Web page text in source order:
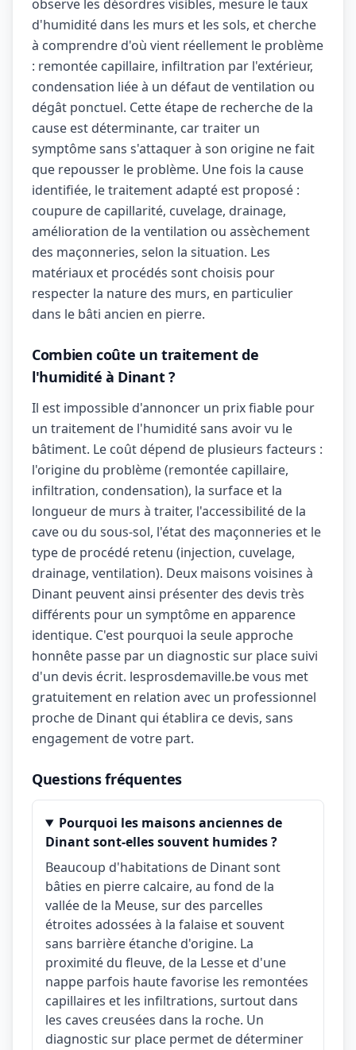
observe les désordres visibles, mesure le taux
d'humidité dans les murs et les sols, et cherche
à comprendre d'où vient réellement le problème
: remontée capillaire, infiltration par l'extérieur,
condensation liée à un défaut de ventilation ou
dégât ponctuel. Cette étape de recherche de la
cause est déterminante, car traiter un
symptôme sans s'attaquer à son origine ne fait
que repousser le problème. Une fois la cause
identifiée, le traitement adapté est proposé :
coupure de capillarité, cuvelage, drainage,
amélioration de la ventilation ou assèchement
des maçonneries, selon la situation. Les
matériaux et procédés sont choisis pour
respecter la nature des murs, en particulier
dans le bâti ancien en pierre.
Combien coûte un traitement de
l'humidité à Dinant ?
Il est impossible d'annoncer un prix fiable pour
un traitement de l'humidité sans avoir vu le
bâtiment. Le coût dépend de plusieurs facteurs :
l'origine du problème (remontée capillaire,
infiltration, condensation), la surface et la
longueur de murs à traiter, l'accessibilité de la
cave ou du sous-sol, l'état des maçonneries et le
type de procédé retenu (injection, cuvelage,
drainage, ventilation). Deux maisons voisines à
Dinant peuvent ainsi présenter des devis très
différents pour un symptôme en apparence
identique. C'est pourquoi la seule approche
honnête passe par un diagnostic sur place suivi
d'un devis écrit. lesprosdemaville.be vous met
gratuitement en relation avec un professionnel
proche de Dinant qui établira ce devis, sans
engagement de votre part.
Questions fréquentes
Pourquoi les maisons anciennes de
Dinant sont-elles souvent humides ?
Beaucoup d'habitations de Dinant sont
bâties en pierre calcaire, au fond de la
vallée de la Meuse, sur des parcelles
étroites adossées à la falaise et souvent
sans barrière étanche d'origine. La
proximité du fleuve, de la Lesse et d'une
nappe parfois haute favorise les remontées
capillaires et les infiltrations, surtout dans
les caves creusées dans la roche. Un
diagnostic sur place permet de déterminer